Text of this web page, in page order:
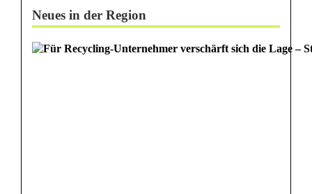
Neues in der Region